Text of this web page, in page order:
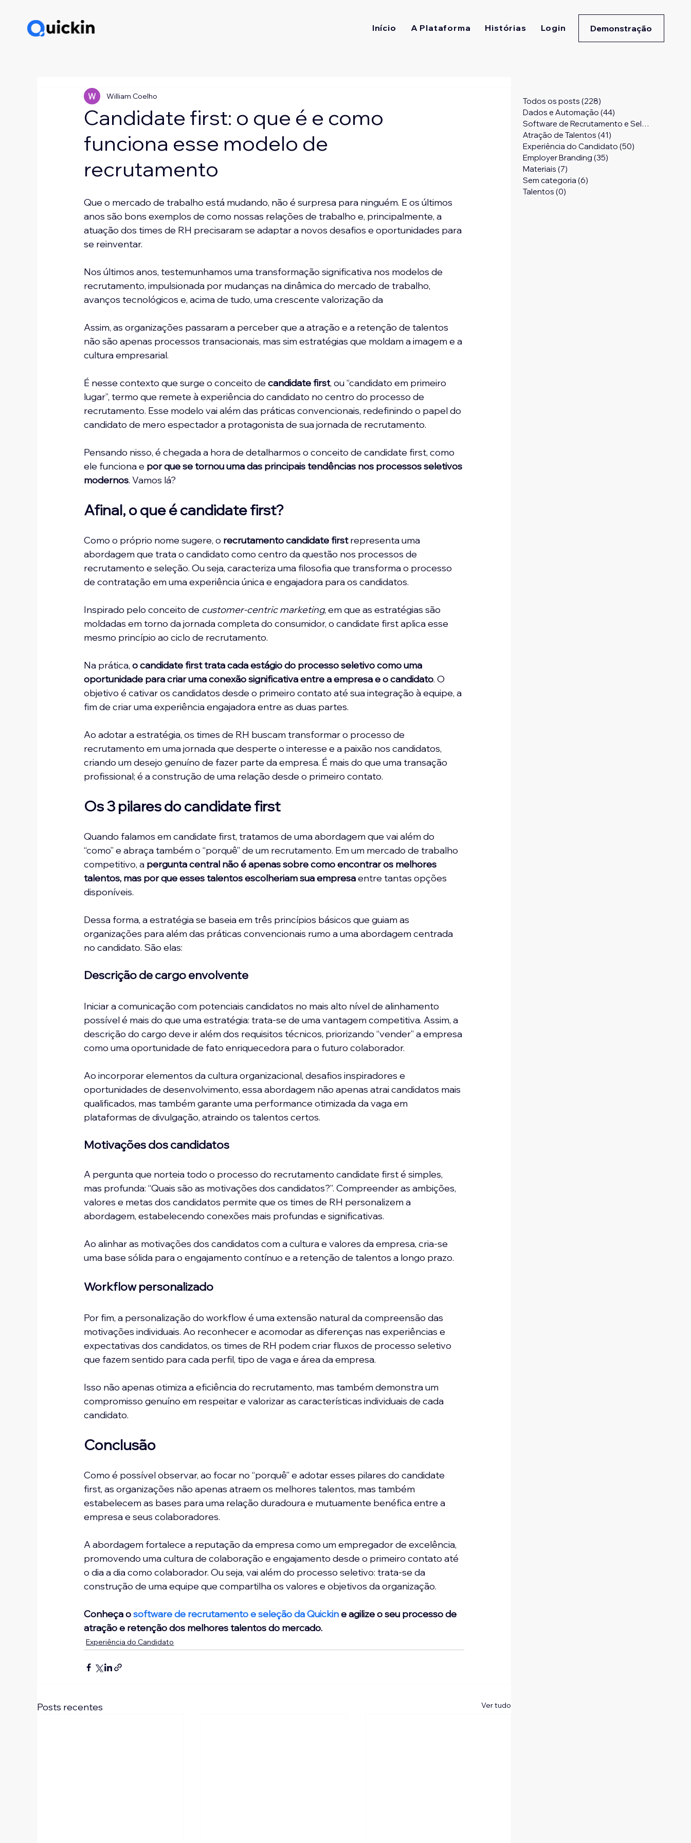
Início A Plataforma Histórias Login Demonstração
Candidate first: o que é e como
funciona esse modelo de
recrutamento
William Coelho
Que o mercado de trabalho está mudando, não é surpresa para ninguém. E os últimos
anos são bons exemplos de como nossas relações de trabalho e, principalmente, a
atuação dos times de RH precisaram se adaptar a novos desafios e oportunidades para
se reinventar.
Nos últimos anos, testemunhamos uma transformação significativa nos modelos de
recrutamento, impulsionada por mudanças na dinâmica do mercado de trabalho,
avanços tecnológicos e, acima de tudo, uma crescente valorização da
Assim, as organizações passaram a perceber que a atração e a retenção de talentos
não são apenas processos transacionais, mas sim estratégias que moldam a imagem e a
cultura empresarial.
É nesse contexto que surge o conceito de candidate first, ou “candidato em primeiro
lugar”, termo que remete à experiência do candidato no centro do processo de
recrutamento. Esse modelo vai além das práticas convencionais, redefinindo o papel do
candidato de mero espectador a protagonista de sua jornada de recrutamento.
Pensando nisso, é chegada a hora de detalharmos o conceito de candidate first, como
ele funciona e por que se tornou uma das principais tendências nos processos seletivos
modernos. Vamos lá?
Afinal, o que é candidate first?
Como o próprio nome sugere, o recrutamento candidate first representa uma
abordagem que trata o candidato como centro da questão nos processos de
recrutamento e seleção. Ou seja, caracteriza uma filosofia que transforma o processo
de contratação em uma experiência única e engajadora para os candidatos.
Inspirado pelo conceito de customer-centric marketing, em que as estratégias são
moldadas em torno da jornada completa do consumidor, o candidate first aplica esse
mesmo princípio ao ciclo de recrutamento.
Na prática, o candidate first trata cada estágio do processo seletivo como uma
oportunidade para criar uma conexão significativa entre a empresa e o candidato. O
objetivo é cativar os candidatos desde o primeiro contato até sua integração à equipe, a
fim de criar uma experiência engajadora entre as duas partes.
Ao adotar a estratégia, os times de RH buscam transformar o processo de
recrutamento em uma jornada que desperte o interesse e a paixão nos candidatos,
criando um desejo genuíno de fazer parte da empresa. É mais do que uma transação
profissional; é a construção de uma relação desde o primeiro contato.
Os 3 pilares do candidate first
Quando falamos em candidate first, tratamos de uma abordagem que vai além do
“como” e abraça também o “porquê” de um recrutamento. Em um mercado de trabalho
competitivo, a pergunta central não é apenas sobre como encontrar os melhores
talentos, mas por que esses talentos escolheriam sua empresa entre tantas opções
disponíveis.
Dessa forma, a estratégia se baseia em três princípios básicos que guiam as
organizações para além das práticas convencionais rumo a uma abordagem centrada
no candidato. São elas:
Descrição de cargo envolvente
Iniciar a comunicação com potenciais candidatos no mais alto nível de alinhamento
possível é mais do que uma estratégia: trata-se de uma vantagem competitiva. Assim, a
descrição do cargo deve ir além dos requisitos técnicos, priorizando “vender” a empresa
como uma oportunidade de fato enriquecedora para o futuro colaborador.
Ao incorporar elementos da cultura organizacional, desafios inspiradores e
oportunidades de desenvolvimento, essa abordagem não apenas atrai candidatos mais
qualificados, mas também garante uma performance otimizada da vaga em
plataformas de divulgação, atraindo os talentos certos.
Motivações dos candidatos
A pergunta que norteia todo o processo do recrutamento candidate first é simples,
mas profunda: “Quais são as motivações dos candidatos?”. Compreender as ambições,
valores e metas dos candidatos permite que os times de RH personalizem a
abordagem, estabelecendo conexões mais profundas e significativas.
Ao alinhar as motivações dos candidatos com a cultura e valores da empresa, cria-se
uma base sólida para o engajamento contínuo e a retenção de talentos a longo prazo.
Workflow personalizado
Por fim, a personalização do workflow é uma extensão natural da compreensão das
motivações individuais. Ao reconhecer e acomodar as diferenças nas experiências e
expectativas dos candidatos, os times de RH podem criar fluxos de processo seletivo
que fazem sentido para cada perfil, tipo de vaga e área da empresa.
Isso não apenas otimiza a eficiência do recrutamento, mas também demonstra um
compromisso genuíno em respeitar e valorizar as características individuais de cada
candidato.
Conclusão
Como é possível observar, ao focar no “porquê” e adotar esses pilares do candidate
first, as organizações não apenas atraem os melhores talentos, mas também
estabelecem as bases para uma relação duradoura e mutuamente benéfica entre a
empresa e seus colaboradores.
A abordagem fortalece a reputação da empresa como um empregador de excelência,
promovendo uma cultura de colaboração e engajamento desde o primeiro contato até
o dia a dia como colaborador. Ou seja, vai além do processo seletivo: trata-se da
construção de uma equipe que compartilha os valores e objetivos da organização.
Conheça o software de recrutamento e seleção da Quickin e agilize o seu processo de
atração e retenção dos melhores talentos do mercado.
Experiência do Candidato
Posts recentes Ver tudo
Todos os posts (228)
Dados e Automação (44)
Software de Recrutamento e Seleção
Atração de Talentos (41)
Experiência do Candidato (50)
Employer Branding (35)
Materiais (7)
Sem categoria (6)
Talentos (0)